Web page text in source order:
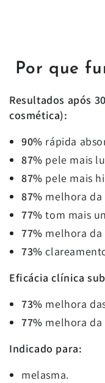
Por que
Resultados após
cosmética):
90% rápida
87% pele mais
87% pele mais
87% melhora da
77% tom mais
77% melhora da
73%
Eficácia clínica
73% melhora
77% melhora
Indicado para:
melasma.